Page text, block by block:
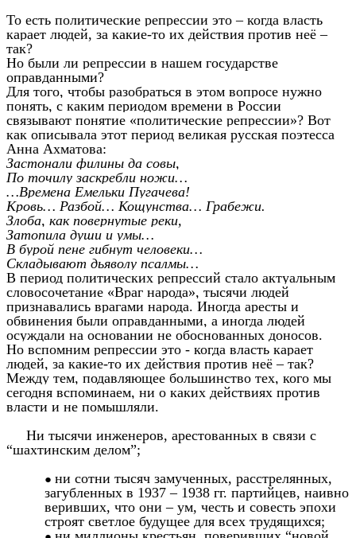
То есть политические репрессии это – когда власть
карает людей, за какие-то их действия против неё –
так?
Но были ли репрессии в нашем государстве
оправданными?
Для того, чтобы разобраться в этом вопросе нужно
понять, с каким периодом времени в России
связывают понятие «политические репрессии»? Вот
как описывала этот период великая русская поэтесса
Анна Ахматова:
Застонали филины да совы,
По точилу заскребли ножи…
…Времена Емельки Пугачева!
Кровь… Разбой… Кощунства… Грабежи.
Злоба, как повернутые реки,
Затопила души и умы…
В бурой пене гибнут человеки…
Складывают дьяволу псалмы…
В период политических репрессий стало актуальным
словосочетание «Враг народа», тысячи людей
признавались врагами народа. Иногда аресты и
обвинения были оправданными, а иногда людей
осуждали на основании не обоснованных доносов.
Но вспомним репрессии это - когда власть карает
людей, за какие-то их действия против неё – так?
Между тем, подавляющее большинство тех, кого мы
сегодня вспоминаем, ни о каких действиях против
власти и не помышляли.
Ни тысячи инженеров, арестованных в связи с
“шахтинским делом”;
ни сотни тысяч замученных, расстрелянных,
загубленных в 1937 – 1938 гг. партийцев, наивно
веривших, что они – ум, честь и совесть эпохи
строят светлое будущее для всех трудящихся;